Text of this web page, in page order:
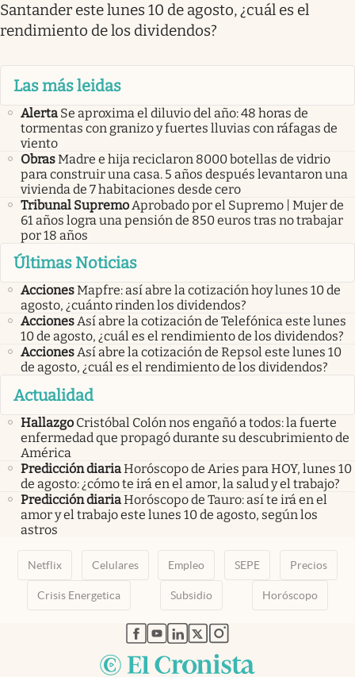
Santander este lunes 10 de agosto, ¿cuál es el
rendimiento de los dividendos?
Las más leidas
Alerta Se aproxima el diluvio del año: 48 horas de
tormentas con granizo y fuertes lluvias con ráfagas de
viento
ObrasMadre e hija reciclaron 8000 botellas de vidrio
para construir una casa. 5 años después levantaron una
vivienda de 7 habitaciones desde cero
Tribunal SupremoAprobado por el Supremo | Mujer de
61 años logra una pensión de 850 euros tras no trabajar
por 18 años
Últimas Noticias
AccionesMapfre: así abre la cotización hoy lunes 10 de
agosto, ¿cuánto rinden los dividendos?
AccionesAsí abre la cotización de Telefónica este lunes
10 de agosto, ¿cuál es el rendimiento de los dividendos?
AccionesAsí abre la cotización de Repsol este lunes 10
de agosto, ¿cuál es el rendimiento de los dividendos?
Actualidad
Hallazgo Cristóbal Colón nos engañó a todos: la fuerte
enfermedad que propagó durante su descubrimiento de
América
Predicción diariaHoróscopo de Aries para HOY, lunes 10
de agosto: ¿cómo te irá en el amor, la salud y el trabajo?
Predicción diariaHoróscopo de Tauro: así te irá en el
amor y el trabajo este lunes 10 de agosto, según los
astros
Netflix Celulares Empleo SEPE Precios
Crisis Energetica Subsidio Horóscopo
abre en nueva pestaña
abre en nueva pestaña
abre en nueva pestaña
abre en nueva pestaña
abre en nueva pestaña